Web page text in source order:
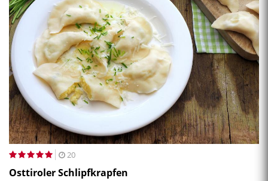
20
Osttiroler Schlipfkrapfen